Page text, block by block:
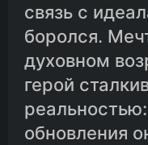
связь с
боролся.
духовном
герой
обновления